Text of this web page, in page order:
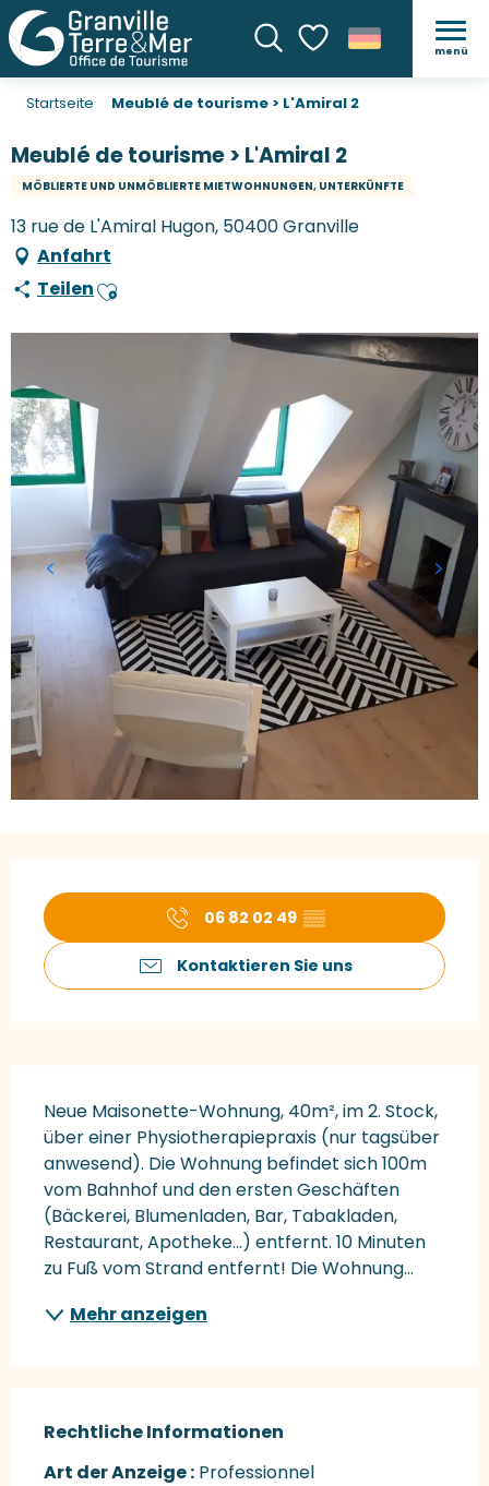
SucheVoir les favoris
menü
Startseite Meublé de tourisme > L'Amiral 2
Meublé de tourisme > L'Amiral 2
MÖBLIERTE UND UNMÖBLIERTE MIETWOHNUNGEN, UNTERKÜNFTE
13 rue de L'Amiral Hugon, 50400 Granville
Anfahrt
TeilenAjouter aux favoris
06 82 02 49 ▒▒
Kontaktieren Sie uns
Neue Maisonette-Wohnung, 40m², im 2. Stock,
über einer Physiotherapiepraxis (nur tagsüber
anwesend). Die Wohnung befindet sich 100m
vom Bahnhof und den ersten Geschäften
(Bäckerei, Blumenladen, Bar, Tabakladen,
Restaurant, Apotheke...) entfernt. 10 Minuten
zu Fuß vom Strand entfernt! Die Wohnung...
Mehr anzeigen
Rechtliche Informationen
Rechtliche Informationen
Art der Anzeige : Professionnel